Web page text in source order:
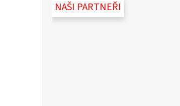
NAŠI PARTNEŘI